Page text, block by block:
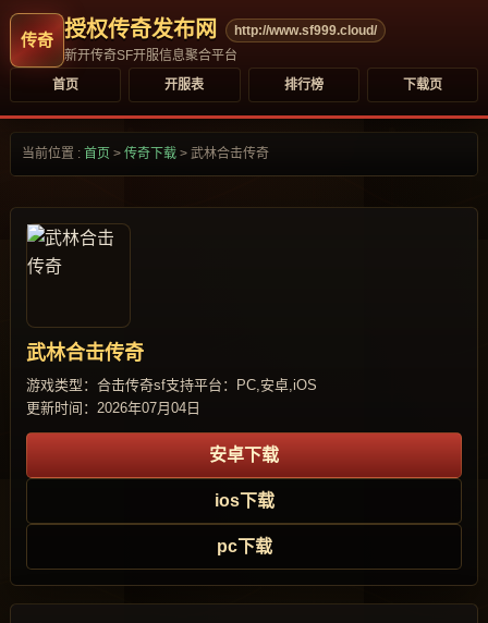
授权传奇发布网
http://www.sf999.cloud/
新开传奇SF开服信息聚合平台
首页
开服表 排行榜 下载页
当前位置 : 首页 > 传奇下载 > 武林合击传奇
武林合击传奇
游戏类型：合击传奇sf支持平台：PC,安卓,iOS
更新时间：2026年07月04日
安卓下载
ios下载
pc下载